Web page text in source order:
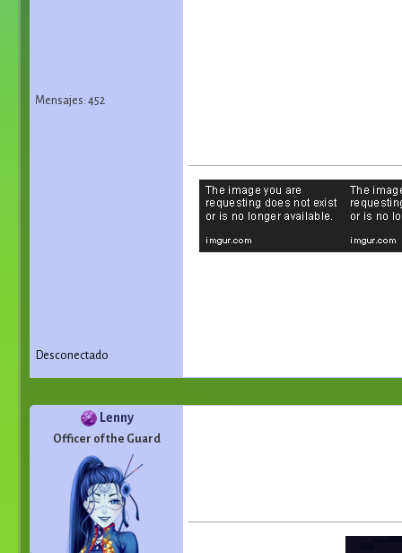
Mensajes: 452
Desconectado
Lenny
Officer of the Guard